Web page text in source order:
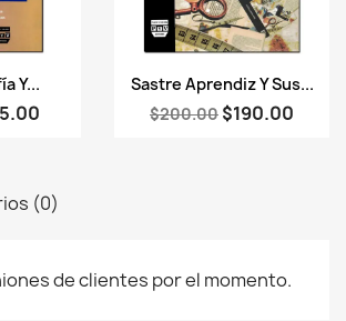
Y...
 Vista rápida
Sastre Aprendiz Y Sus...
$200.00 $190.00
(0)
de clientes por el momento.